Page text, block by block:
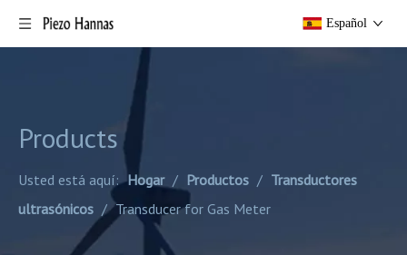
Español
Products
Usted está aquí: Hogar / Productos / Transductores
ultrasónicos / Transducer for Gas Meter